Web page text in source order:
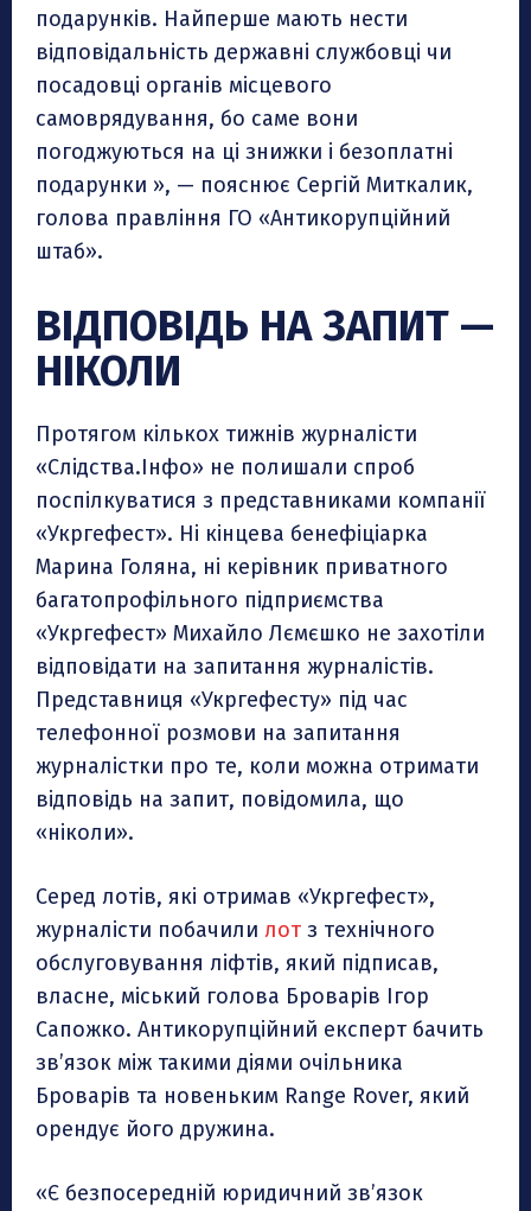
подарунків. Найперше мають нести
відповідальність державні службовці чи
посадовці органів місцевого
самоврядування, бо саме вони
погоджуються на ці знижки і безоплатні
подарунки », — пояснює Сергій Миткалик,
голова правління ГО «Антикорупційний
штаб».
ВІДПОВІДЬ НА ЗАПИТ —
НІКОЛИ
Протягом кількох тижнів журналісти
«Слідства.Інфо» не полишали спроб
поспілкуватися з представниками компанії
«Укргефест». Ні кінцева бенефіціарка
Марина Голяна, ні керівник приватного
багатопрофільного підприємства
«Укргефест» Михайло Лємєшко не захотіли
відповідати на запитання журналістів.
Представниця «Укргефесту» під час
телефонної розмови на запитання
журналістки про те, коли можна отримати
відповідь на запит, повідомила, що
«ніколи».
Серед лотів, які отримав «Укргефест»,
журналісти побачили лот з технічного
обслуговування ліфтів, який підписав,
власне, міський голова Броварів Ігор
Сапожко. Антикорупційний експерт бачить
звʼязок між такими діями очільника
Броварів та новеньким Range Rover, який
орендує його дружина.
«Є безпосередній юридичний зв’язок